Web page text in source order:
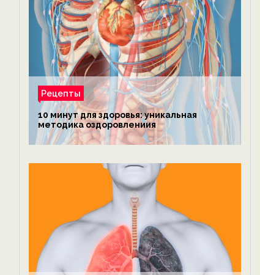
Рецепты
10 минут для здоровья: уникальная
методика оздоровлениия